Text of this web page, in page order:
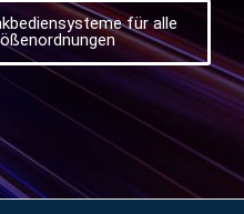
für alle